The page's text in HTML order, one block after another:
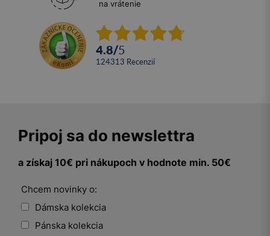
na vrátenie
4.8/5
124313 recenzií
Pripoj sa do newslettra
a získaj 10€ pri nákupoch v hodnote min. 50€
Chcem novinky o:
Dámska kolekcia
Pánska kolekcia